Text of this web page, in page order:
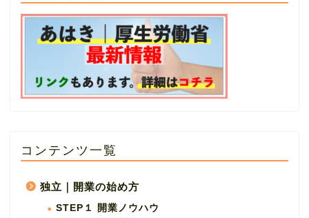
コンテンツ一覧
独立｜開業の始め方
STEP１ 開業ノウハウ